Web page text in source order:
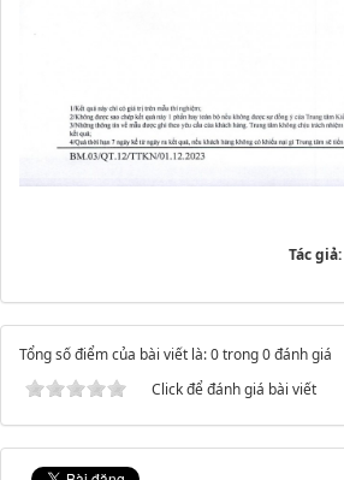
Tác giả:
Tổng số điểm của bài viết là: 0 trong 0 đánh giá
Click để đánh giá bài viết